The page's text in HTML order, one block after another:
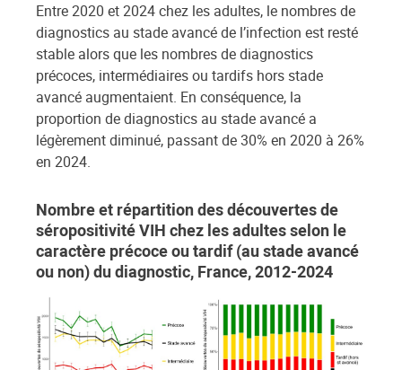
Entre 2020 et 2024 chez les adultes, le nombres de
diagnostics au stade avancé de l’infection est resté
stable alors que les nombres de diagnostics
précoces, intermédiaires ou tardifs hors stade
avancé augmentaient. En conséquence, la
proportion de diagnostics au stade avancé a
légèrement diminué, passant de 30% en 2020 à 26%
en 2024.
Nombre et répartition des découvertes de
séropositivité VIH chez les adultes selon le
caractère précoce ou tardif (au stade avancé
ou non) du diagnostic, France, 2012-2024